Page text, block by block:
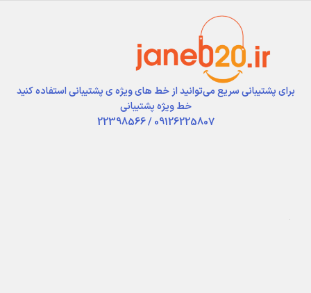
برای پشتیبانی سریع می‌توانید از خط های ویژه ی پشتیبانی استفاده کنید
خط ویژه پشتیبانی
09126225807 / 22398566